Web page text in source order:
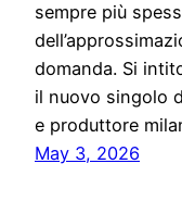
sempre più
domanda. Si
il nuovo singolo
e produttore
May 3, 2026